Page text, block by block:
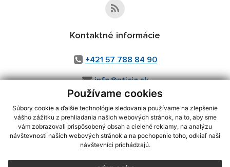
Používame cookies
Súbory cookie a ďalšie technológie sledovania používame na zlepšenie
vášho zážitku z prehliadania našich webových stránok, na to, aby sme
vám zobrazovali prispôsobený obsah a cielené reklamy, na analýzu
návštevnosti našich webových stránok a na pochopenie toho, odkiaľ naši
návštevníci prichádzajú.
Kontaktné informácie
+421 57 788 84 90
info@pticie.sk
využite možnosť získavania aktuálnych informácií s využitím RSS
CMS systém (redakčný) systém ECHELON 2,Mapa stránok,web portál
webex.digital, s.r.o.,domény,registrácia domény